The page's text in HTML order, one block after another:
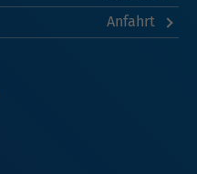
Anfahrt